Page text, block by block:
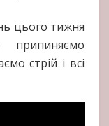
цього тижня
стрій і всі